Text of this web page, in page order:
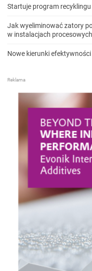
Startuje program
Jak wyeliminować zatory
w instalacjach
Nowe kierunki